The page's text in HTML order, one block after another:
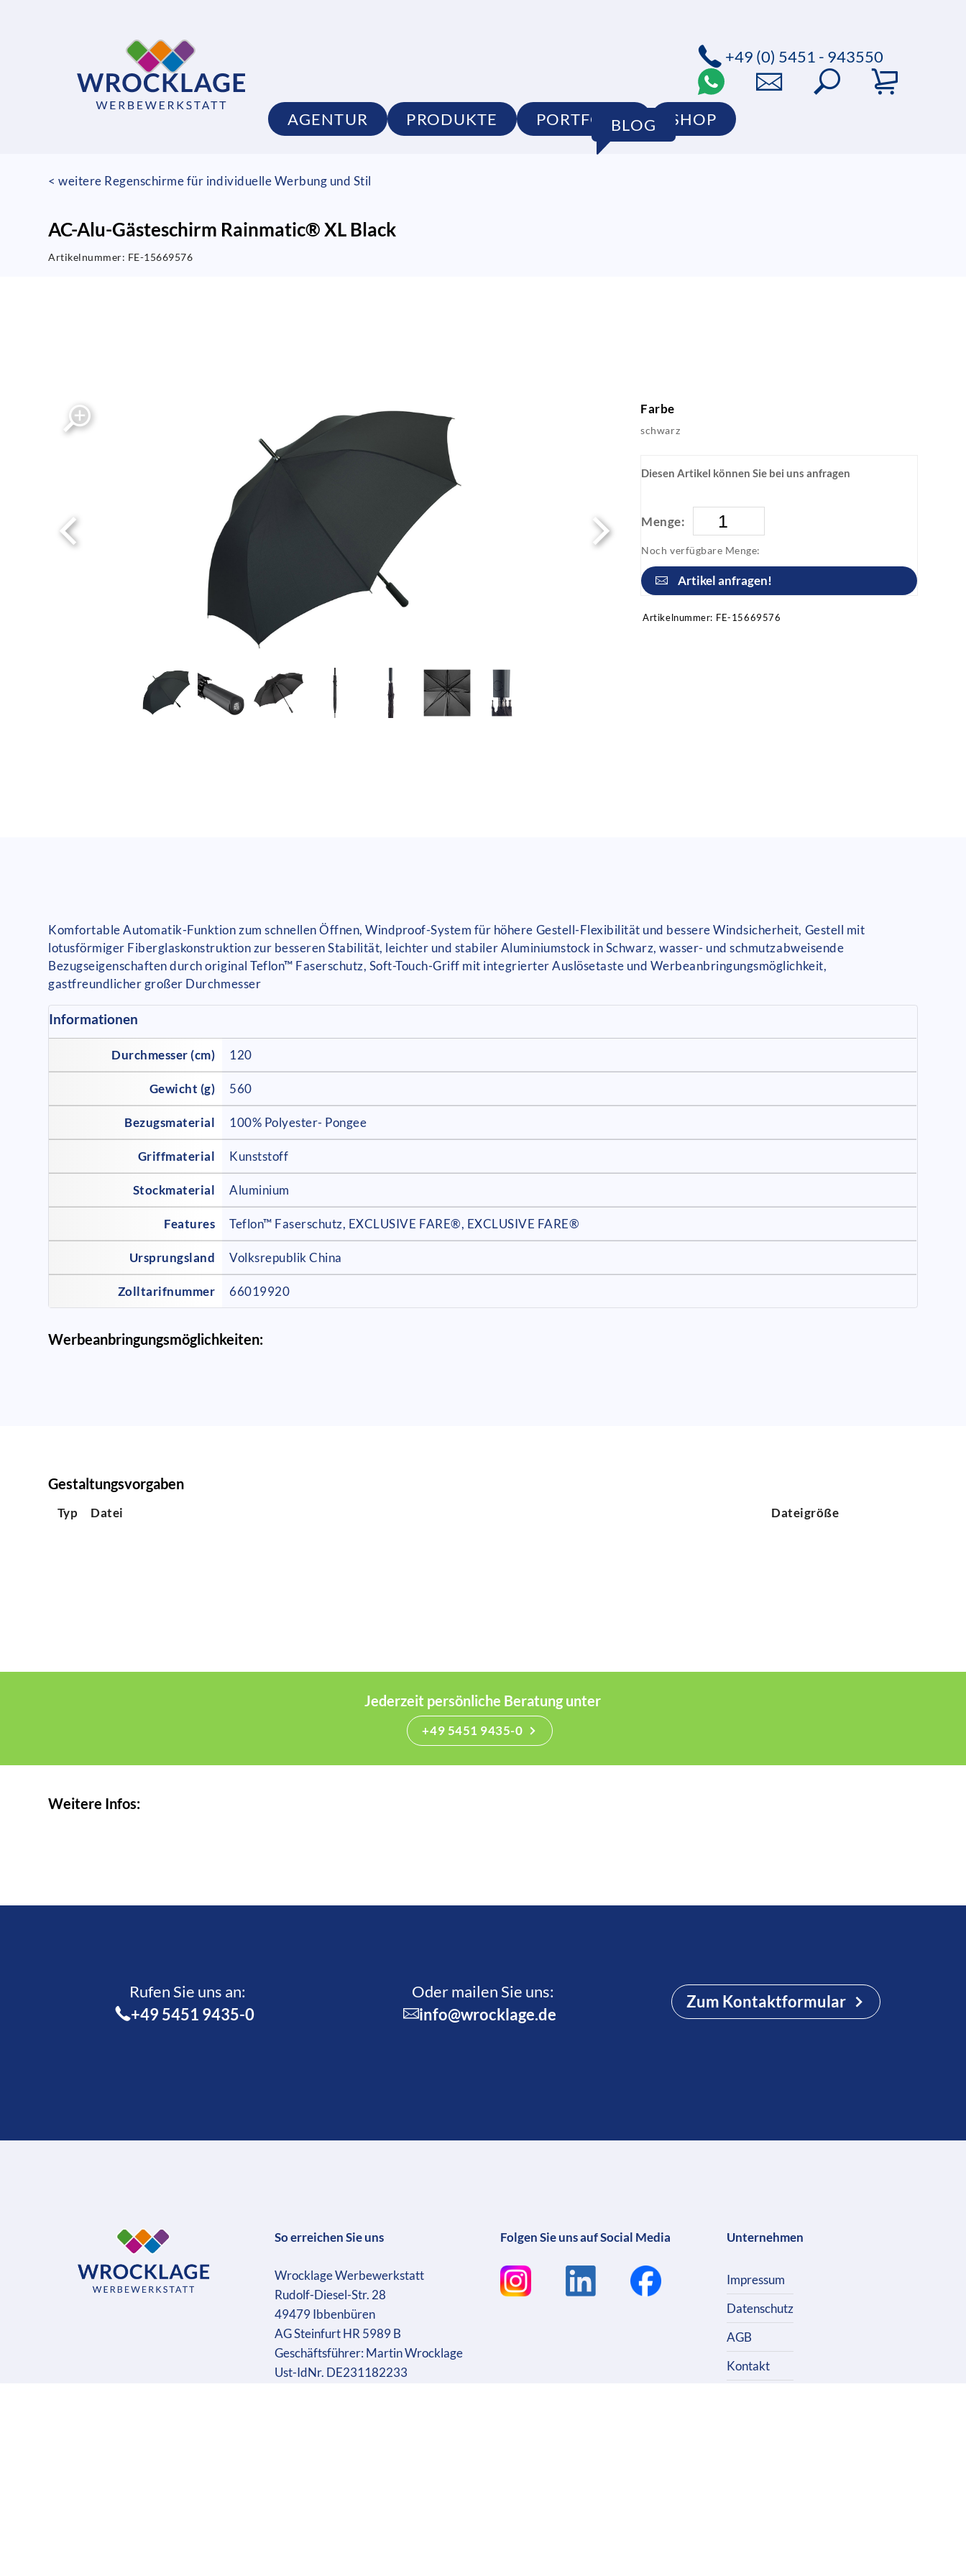
AGENTUR PRODUKTE PORTFOLIO SHOP
BLOG
+49 (0) 5451 - 943550
< weitere Regenschirme für individuelle Werbung und Stil
AC-Alu-Gästeschirm Rainmatic® XL Black
Artikelnummer: FE-15669576
Farbe
schwarz
Diesen Artikel können Sie bei uns anfragen
Menge:
Noch verfügbare Menge:
Artikel anfragen!
Artikelnummer: FE-15669576
Komfortable Automatik-Funktion zum schnellen Öffnen, Windproof-System für höhere Gestell-Flexibilität und bessere Windsicherheit, Gestell mit
lotusförmiger Fiberglaskonstruktion zur besseren Stabilität, leichter und stabiler Aluminiumstock in Schwarz, wasser- und schmutzabweisende
Bezugseigenschaften durch original Teflon™ Faserschutz, Soft-Touch-Griff mit integrierter Auslösetaste und Werbeanbringungsmöglichkeit,
gastfreundlicher großer Durchmesser
Informationen
Durchmesser (cm) 120
Gewicht (g) 560
Bezugsmaterial 100% Polyester- Pongee
Griffmaterial Kunststoff
Stockmaterial Aluminium
Features Teflon™ Faserschutz, EXCLUSIVE FARE®, EXCLUSIVE FARE®
Ursprungsland Volksrepublik China
Zolltarifnummer 66019920
Werbeanbringungsmöglichkeiten:
Gestaltungsvorgaben
Typ Datei Dateigröße
Jederzeit persönliche Beratung unter
+49 5451 9435-0
Weitere Infos:
Rufen Sie uns an:­
+49 5451 9435-0
Oder mailen Sie uns:
info@wrocklage.de
Zum Kontaktformular
So erreichen Sie uns
Wrocklage Werbewerkstatt
Rudolf-Diesel-Str. 28
49479 Ibbenbüren
AG Steinfurt HR 5989 B
Geschäftsführer: Martin Wrocklage
Ust-IdNr. DE231182233
Folgen Sie uns auf Social Media Unternehmen
Impressum
Datenschutz
AGB
Kontakt